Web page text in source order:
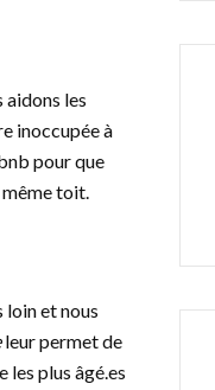
les
inoccupée à
pour que
toit.
loin et nous
leur permet de
les plus âgé.es